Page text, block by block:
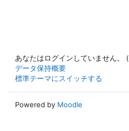
あなたはログインしていません。 (
データ保持概要
標準テーマにスイッチする
Powered by Moodle